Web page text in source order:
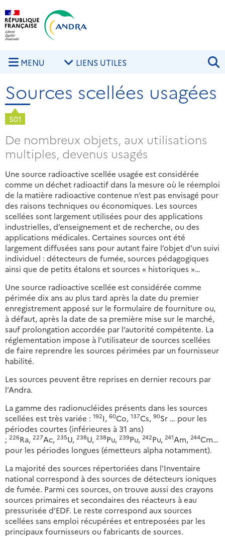
Aller au contenu principal
MENU LIENS UTILES
Sources scellées usagées
S01
De nombreux objets, aux utilisations
multiples, devenus usagés
Une source radioactive scellée usagée est considérée
comme un déchet radioactif dans la mesure où le réemploi
de la matière radioactive contenue n’est pas envisagé pour
des raisons techniques ou économiques. Les sources
scellées sont largement utilisées pour des applications
industrielles, d’enseignement et de recherche, ou des
applications médicales. Certaines sources ont été
largement diffusées sans pour autant faire l’objet d’un suivi
individuel : détecteurs de fumée, sources pédagogiques
ainsi que de petits étalons et sources « historiques »…
Une source radioactive scellée est considérée comme
périmée dix ans au plus tard après la date du premier
enregistrement apposé sur le formulaire de fourniture ou,
à défaut, après la date de sa première mise sur le marché,
sauf prolongation accordée par l’autorité compétente. La
réglementation impose à l’utilisateur de sources scellées
de faire reprendre les sources périmées par un fournisseur
habilité.
Les sources peuvent être reprises en dernier recours par
l’Andra.
La gamme des radionucléides présents dans les sources
scellées est très variée : 192I, 60Co, 137Cs, 90Sr … pour les
périodes courtes (inférieures à 31 ans)
; 226Ra, 227Ac, 235U, 238U, 238Pu, 239Pu, 242Pu, 241Am, 244Cm…
pour les périodes longues (émetteurs alpha notamment).
La majorité des sources répertoriées dans l’Inventaire
national correspond à des sources de détecteurs ioniques
de fumée. Parmi ces sources, on trouve aussi des crayons
sources primaires et secondaires des réacteurs à eau
pressurisée d’EDF. Le reste correspond aux sources
scellées sans emploi récupérées et entreposées par les
principaux fournisseurs ou fabricants de sources.